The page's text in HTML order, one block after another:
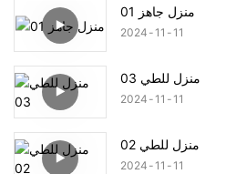
منزل جاهز 01
2024 11 11
منزل للطي 03
2024 11 11
منزل للطي 02
2024 11 11